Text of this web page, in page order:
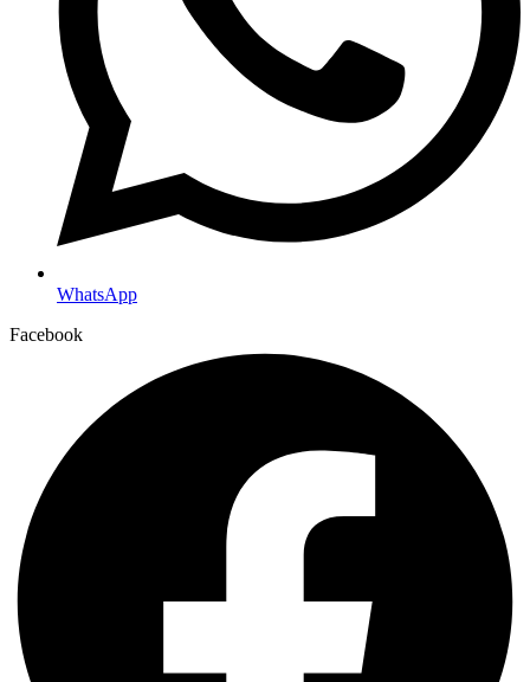
WhatsApp
Facebook